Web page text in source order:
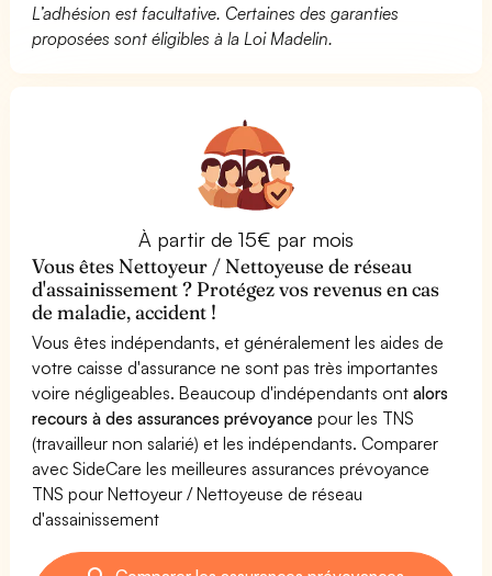
L’adhésion est facultative. Certaines des garanties
proposées sont éligibles à la Loi Madelin.
À partir de 15€ par mois
Vous êtes Nettoyeur / Nettoyeuse de réseau
d'assainissement ? Protégez vos revenus en cas
de maladie, accident !
Vous êtes indépendants, et généralement les aides de
votre caisse d'assurance ne sont pas très importantes
voire négligeables. Beaucoup d'indépendants ontalors
recours à des assurances prévoyance pour les TNS
(travailleur non salarié) et les indépendants. Comparer
avec SideCare les meilleures assurances prévoyance
TNS pour Nettoyeur / Nettoyeuse de réseau
d'assainissement